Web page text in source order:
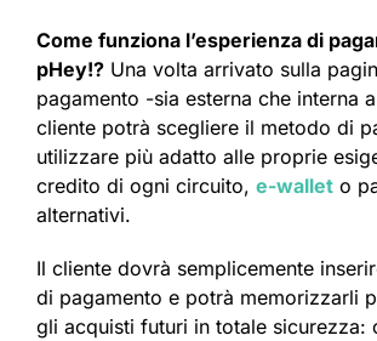
Come funziona l’esperienza di
pHey!? Una volta arrivato sulla
pagamento -sia esterna che interna
cliente potrà scegliere il metodo di
utilizzare più adatto alle proprie
credito di ogni circuito, e-wallet o
alternativi.
Il cliente dovrà semplicemente
di pagamento e potrà memorizzarli
gli acquisti futuri in totale sicurezza: